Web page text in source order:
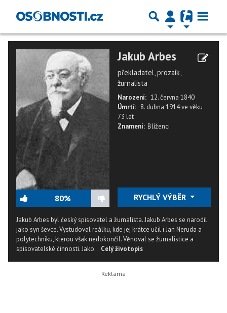
80%
Jakub Arbes
překladatel, prozaik,
žurnalista
Narození: 12. června 1840
Úmrtí: 8. dubna 1914ve věku
73 let
Znamení: Blíženci
RYCHLÝ VÝBĚR
Jakub Arbes byl český spisovatel a žurnalista. Jakub Arbes se narodil
jako syn ševce. Vystudoval reálku, kde jej krátce učil i Jan Neruda a
polytechniku, kterou však nedokončil. Věnoval se žurnalistice a
spisovatelské činnosti. Jako... Celý životopis